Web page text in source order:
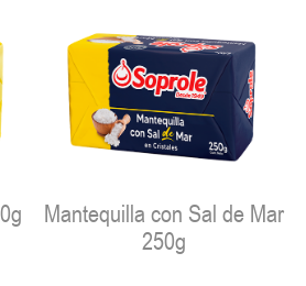
Mantequilla con Sal de Mar
250g